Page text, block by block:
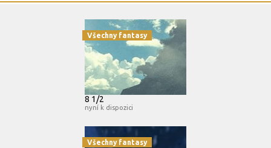
Všechny fantasy
8 1/2
nyní k dispozici
Všechny fantasy